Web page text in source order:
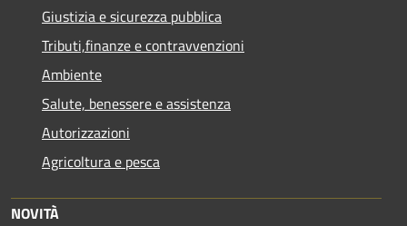
Giustizia e sicurezza pubblica
Tributi,finanze e contravvenzioni
Ambiente
Salute, benessere e assistenza
Autorizzazioni
Agricoltura e pesca
NOVITÀ